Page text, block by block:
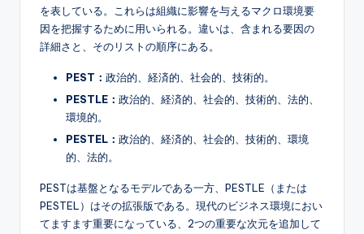
it
を表している。これらは組織に影響を与えるマクロ環境要
因を把握するために用いられる。違いは、含まれる要因の
詳細さと、そのリストの順序にある。
PEST： 政治的、経済的、社会的、技術的。
PESTLE： 政治的、経済的、社会的、技術的、法的、
環境的。
PESTEL： 政治的、経済的、社会的、技術的、環境
的、法的。
PESTは基盤となるモデルである一方、PESTLE（または
PESTEL）はその拡張版である。現代のビジネス環境におい
てますます重要になっている、2つの重要な次元を追加して